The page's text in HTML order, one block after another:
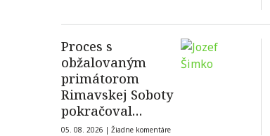
Proces s
obžalovaným
primátorom
Rimavskej Soboty
pokračoval
doplnením
05. 08. 2026 | Žiadne komentáre